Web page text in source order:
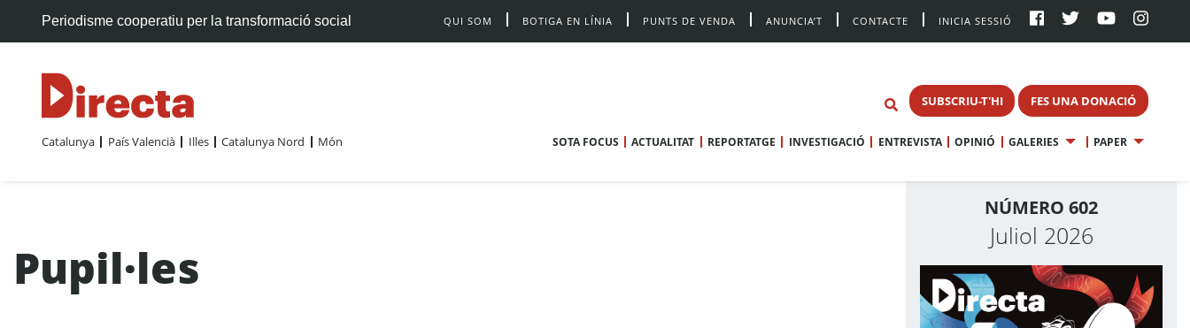
Periodisme cooperatiu per la transformació social QUI SOM BOTIGA EN LÍNIA PUNTS DE VENDA ANUNCIA’T CONTACTE INICIA SESSIÓ
SUBSCRIU-T'HI FES UNA DONACIÓ
Catalunya País Valencià Illes Catalunya Nord Món SOTA FOCUS ACTUALITAT REPORTATGE INVESTIGACIÓ ENTREVISTA OPINIÓ GALERIES PAPER
Pupil·les
NÚMERO 602
Juliol 2026